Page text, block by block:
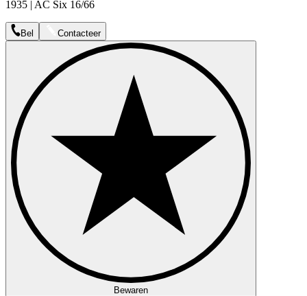
1935 | AC Six 16/66
Bel Contacteer
Bewaren